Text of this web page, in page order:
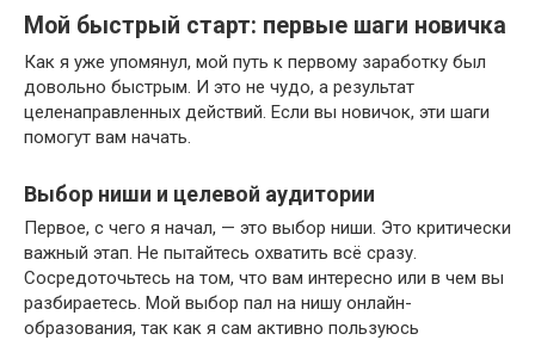
Мой быстрый старт: первые шаги новичка
Как я уже упомянул, мой путь к первому заработку был
довольно быстрым. И это не чудо, а результат
целенаправленных действий. Если вы новичок, эти шаги
помогут вам начать.
Выбор ниши и целевой аудитории
Первое, с чего я начал, — это выбор ниши. Это критически
важный этап. Не пытайтесь охватить всё сразу.
Сосредоточьтесь на том, что вам интересно или в чем вы
разбираетесь. Мой выбор пал на нишу онлайн-
образования, так как я сам активно пользуюсь